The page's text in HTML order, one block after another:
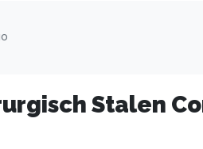
Stalen